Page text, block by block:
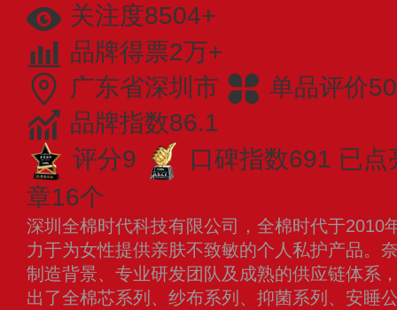
关注度8504+
品牌得票2万+
广东省深圳市
单品评价
品牌指数86.1
评分9
口碑指数691 已点
章16个
深圳全棉时代科技有限公司，全棉时代于2010
力于为女性提供亲肤不致敏的个人私护产品。
制造背景、专业研发团队及成熟的供应链体系
出了全棉芯系列、纱布系列、抑菌系列、安睡